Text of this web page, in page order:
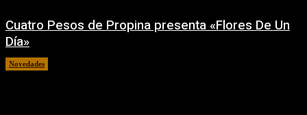
Cuatro Pesos de Propina presenta «Flores De Un
Día»
Novedades